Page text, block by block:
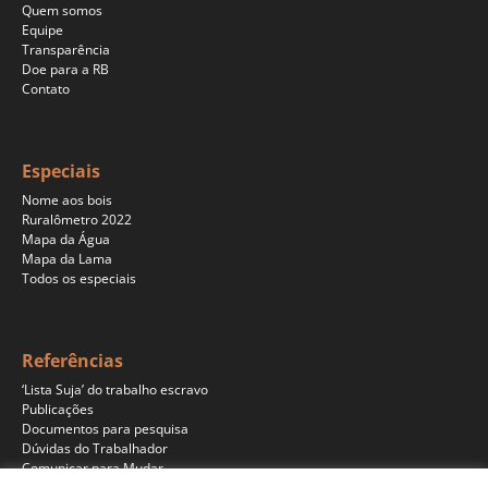
Quem somos
Equipe
Transparência
Doe para a RB
Contato
Especiais
Nome aos bois
Ruralômetro 2022
Mapa da Água
Mapa da Lama
Todos os especiais
Referências
‘Lista Suja’ do trabalho escravo
Publicações
Documentos para pesquisa
Dúvidas do Trabalhador
Comunicar para Mudar